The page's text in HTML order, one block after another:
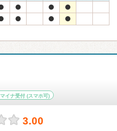
マイナ受付 (スマホ可)
3.00